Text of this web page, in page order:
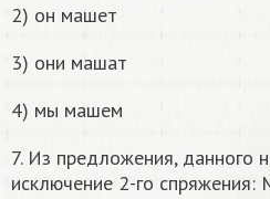
2) он машет
3) они машат
4) мы машем
7. Из предложения, данного
исключение 2-го спряжения: